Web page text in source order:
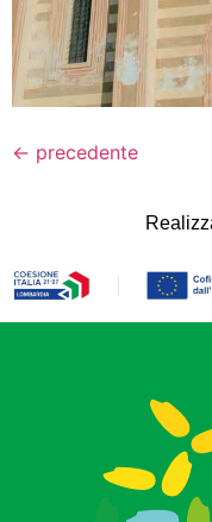
← precedente